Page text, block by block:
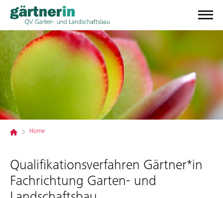
Home
Qualifikationsverfahren Gärtner*in
Fachrichtung Garten- und